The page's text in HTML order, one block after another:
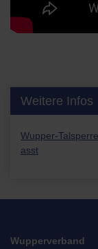
Weitere Infos
Wupper-
asst
Wupperverband